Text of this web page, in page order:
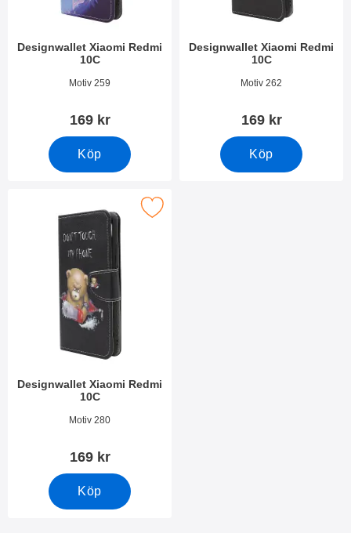
Designwallet Xiaomi Redmi
10C
Art. nr 44352Motiv 259
169 kr
Köp
Designwallet Xiaomi Redmi
10C
Art. nr 44351Motiv 262
169 kr
Köp
Designwallet Xiaomi Redmi
10C
Art. nr 44350Motiv 280
169 kr
Köp
Makera designwallet Xiaomi Redmi 10C som favorit